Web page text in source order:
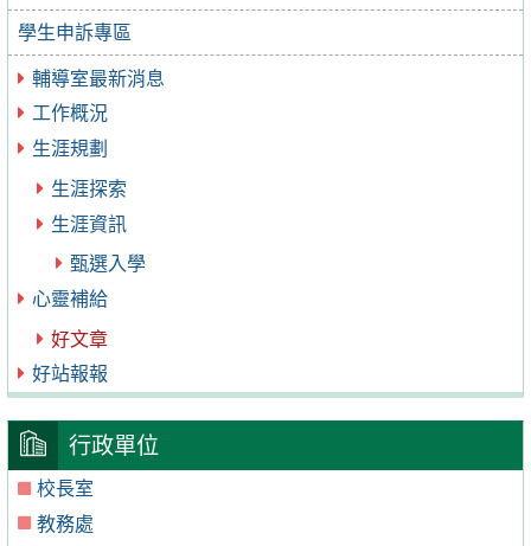
學生申訴專區
輔導室最新消息
工作概況
生涯規劃
生涯探索
生涯資訊
甄選入學
心靈補給
好文章
好站報報
行政單位
校長室
教務處